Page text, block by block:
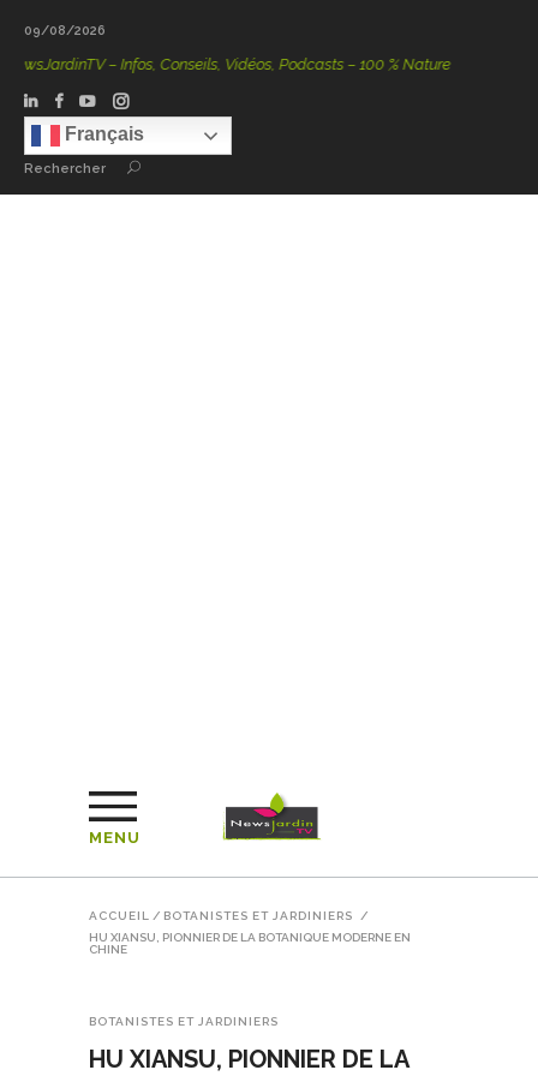
09/08/2026
– Infos, Conseils, Vidéos, Podcasts – 100 % Nature
Français
Rechercher
MENU
ACCUEIL / BOTANISTES ET JARDINIERS
/
HU XIANSU, PIONNIER DE LA BOTANIQUE MODERNE EN
CHINE
BOTANISTES ET JARDINIERS
HU XIANSU, PIONNIER DE LA